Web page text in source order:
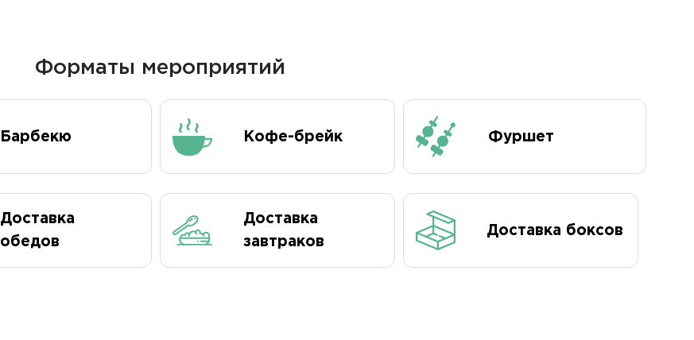
Форматы мероприятий
Барбекю Кофе-брейк Фуршет
Доставка
обедов
Доставка
завтраков
Доставка боксов